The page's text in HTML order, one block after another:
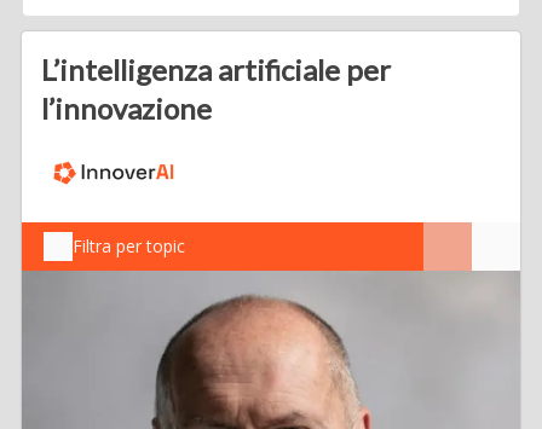
L’intelligenza artificiale per
l’innovazione
Filtra per topic